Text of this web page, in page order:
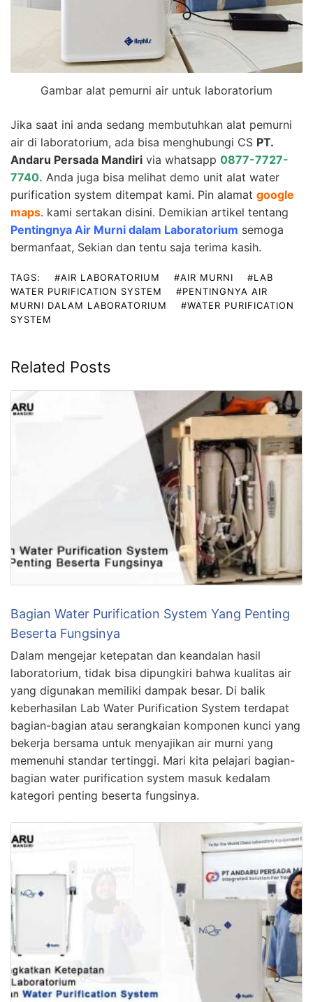
Gambar alat pemurni air untuk laboratorium
Jika saat ini anda sedang membutuhkan alat pemurni
air di laboratorium, ada bisa menghubungi CS PT.
Andaru Persada Mandiri via whatsapp 0877-7727-
7740. Anda juga bisa melihat demo unit alat water
purification system ditempat kami. Pin alamat google
maps. kami sertakan disini. Demikian artikel tentang
Pentingnya Air Murni dalam Laboratorium semoga
bermanfaat, Sekian dan tentu saja terima kasih.
TAGS: #AIR LABORATORIUM #AIR MURNI
#LAB
WATER PURIFICATION SYSTEM
#PENTINGNYA AIR
MURNI DALAM LABORATORIUM
#WATER PURIFICATION
SYSTEM
Related Posts
Bagian Water Purification System Yang Penting
Beserta Fungsinya
Dalam mengejar ketepatan dan keandalan hasil
laboratorium, tidak bisa dipungkiri bahwa kualitas air
yang digunakan memiliki dampak besar. Di balik
keberhasilan Lab Water Purification System terdapat
bagian-bagian atau serangkaian komponen kunci yang
bekerja bersama untuk menyajikan air murni yang
memenuhi standar tertinggi. Mari kita pelajari bagian-
bagian water purification system masuk kedalam
kategori penting beserta fungsinya.